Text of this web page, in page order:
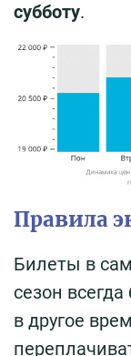
субботу.
Правила
Билеты в
сезон
в другое